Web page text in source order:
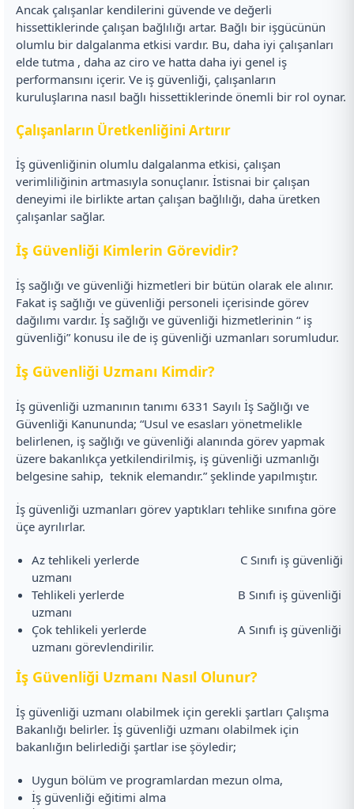
Ancak çalışanlar kendilerini güvende ve değerli
hissettiklerinde çalışan bağlılığı artar. Bağlı bir işgücünün
olumlu bir dalgalanma etkisi vardır. Bu, daha iyi çalışanları
elde tutma , daha az ciro ve hatta daha iyi genel iş
performansını içerir. Ve iş güvenliği, çalışanların
kuruluşlarına nasıl bağlı hissettiklerinde önemli bir rol oynar.
Çalışanların Üretkenliğini Artırır
İş güvenliğinin olumlu dalgalanma etkisi, çalışan
verimliliğinin artmasıyla sonuçlanır. İstisnai bir çalışan
deneyimi ile birlikte artan çalışan bağlılığı, daha üretken
çalışanlar sağlar.
İş Güvenliği Kimlerin Görevidir?
İş sağlığı ve güvenliği hizmetleri bir bütün olarak ele alınır.
Fakat iş sağlığı ve güvenliği personeli içerisinde görev
dağılımı vardır. İş sağlığı ve güvenliği hizmetlerinin “ iş
güvenliği” konusu ile de iş güvenliği uzmanları sorumludur.
İş Güvenliği Uzmanı Kimdir?
İş güvenliği uzmanının tanımı 6331 Sayılı İş Sağlığı ve
Güvenliği Kanununda; “Usul ve esasları yönetmelikle
belirlenen, iş sağlığı ve güvenliği alanında görev yapmak
üzere bakanlıkça yetkilendirilmiş, iş güvenliği uzmanlığı
belgesine sahip, teknik elemandır.” şeklinde yapılmıştır.
İş güvenliği uzmanları görev yaptıkları tehlike sınıfına göre
üçe ayrılırlar.
Az tehlikeli yerlerde C Sınıfı iş güvenliği
uzmanı
Tehlikeli yerlerde B Sınıfı iş güvenliği
uzmanı
Çok tehlikeli yerlerde A Sınıfı iş güvenliği
uzmanı görevlendirilir.
İş Güvenliği Uzmanı Nasıl Olunur?
İş güvenliği uzmanı olabilmek için gerekli şartları Çalışma
Bakanlığı belirler. İş güvenliği uzmanı olabilmek için
bakanlığın belirlediği şartlar ise şöyledir;
Uygun bölüm ve programlardan mezun olma,
İş güvenliği eğitimi alma